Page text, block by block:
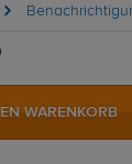
WARENKORB